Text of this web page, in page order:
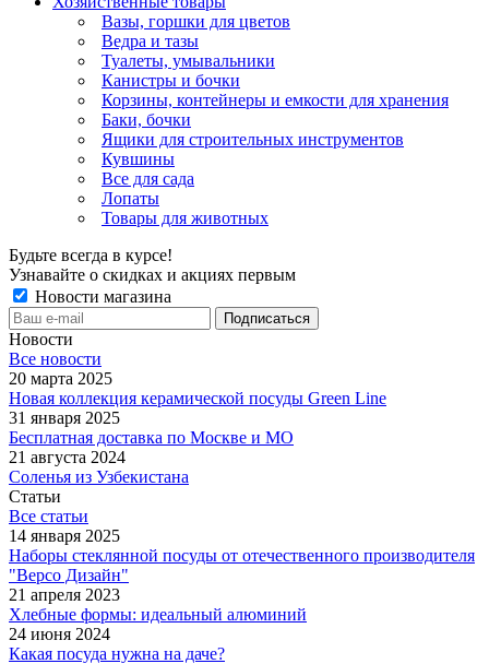
Вазы, горшки для цветов
Ведра и тазы
Туалеты, умывальники
Канистры и бочки
Корзины, контейнеры и емкости для хранения
Баки, бочки
Ящики для строительных инструментов
Кувшины
Все для сада
Лопаты
Товары для животных
Будьте всегда в курсе!
Узнавайте о скидках и акциях первым
Новости магазина
Новости
Все новости
20 марта 2025
Новая коллекция керамической посуды Green Line
31 января 2025
Бесплатная доставка по Москве и МО
21 августа 2024
Соленья из Узбекистана
Статьи
Все статьи
14 января 2025
Наборы стеклянной посуды от отечественного производителя
"Версо Дизайн"
21 апреля 2023
Хлебные формы: идеальный алюминий
24 июня 2024
Какая посуда нужна на даче?